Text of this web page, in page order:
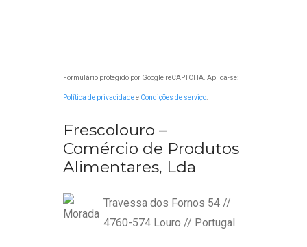
Formulário protegido por Google reCAPTCHA. Aplica-se:
Política de privacidadee Condições de serviço.
Frescolouro –
Comércio de Produtos
Alimentares, Lda
Travessa dos Fornos 54 //
4760-574 Louro // Portugal